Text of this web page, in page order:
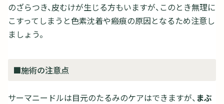
のざらつき、皮むけが生じる方もいますが、このとき無理に
こすってしまうと色素沈着や瘢痕の原因となるため注意し
ましょう。
■施術の注意点
サーマニードルは目元のたるみのケアはできますが、 まぶ